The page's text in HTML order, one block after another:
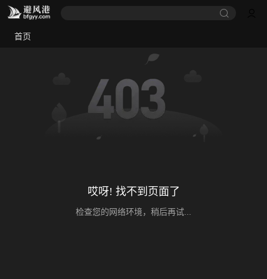
首页
哎呀! 找不到页面了
检查您的网络环境，稍后再试...